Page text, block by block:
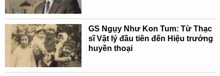
GS Ngụy Như Kon Tum: Từ Thạc
sĩ Vật lý đầu tiên đến Hiệu trưởng
huyền thoại